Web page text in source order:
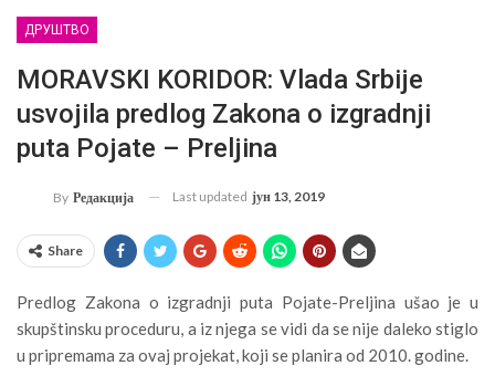
ДРУШТВО
MORAVSKI KORIDOR: Vlada Srbije
usvojila predlog Zakona o izgradnji
puta Pojate – Preljina
By Редакција Last updated јун 13, 2019
Share
Predlog Zakona o izgradnji puta Pojate-Preljina ušao je u
skupštinsku proceduru, a iz njega se vidi da se nije daleko stiglo
u pripremama za ovaj projekat, koji se planira od 2010. godine.